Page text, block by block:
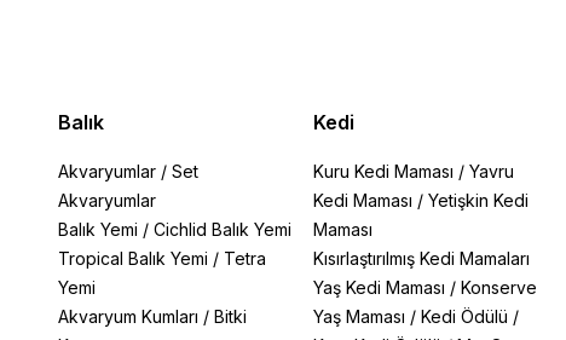
Balık
Akvaryumlar / Set
Akvaryumlar
Balık Yemi / Cichlid Balık Yemi
Tropical Balık Yemi / Tetra
Yemi
Akvaryum Kumları / Bitki
Kedi
Kuru Kedi Maması / Yavru
Kedi Maması / Yetişkin Kedi
Maması
Kısırlaştırılmış Kedi Mamaları
Yaş Kedi Maması / Konserve
Yaş Maması / Kedi Ödülü /